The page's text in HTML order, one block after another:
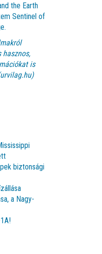
the Earth
Sentinel of
hasznos,
is
biztonsági
a Nagy-